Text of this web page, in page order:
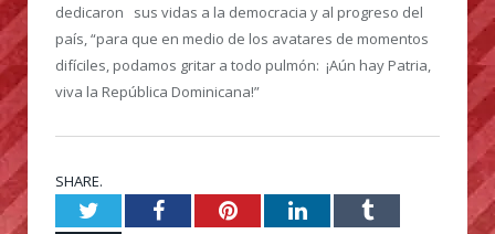
dedicaron sus vidas a la democracia y al progreso del
país, “para que en medio de los avatares de momentos
difíciles, podamos gritar a todo pulmón: ¡Aún hay Patria,
viva la República Dominicana!”
SHARE.
TwitterFacebookPinterestLinkedInTumblr